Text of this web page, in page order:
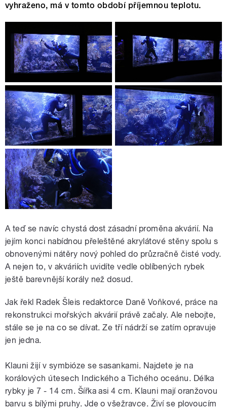
vyhraženo, má v tomto období příjemnou teplotu.
A teď se navíc chystá dost zásadní proměna akvárií. Na
jejím konci nabídnou přeleštěné akrylátové stěny spolu s
obnovenými nátěry nový pohled do průzračně čisté vody.
A nejen to, v akváriích uvidíte vedle oblíbených rybek
ještě barevnější korály než dosud.
Jak řekl Radek Šleis redaktorce Daně Voňkové, práce na
rekonstrukci mořských akvárií právě začaly. Ale nebojte,
stále se je na co se dívat. Ze tří nádrží se zatím opravuje
jen jedna.
Klauni žijí v symbióze se sasankami. Najdete je na
korálových útesech Indického a Tichého oceánu. Délka
rybky je 7 - 14 cm. Šířka asi 4 cm. Klauni mají oranžovou
barvu s bílými pruhy. Jde o všežravce. Živí se plovoucím